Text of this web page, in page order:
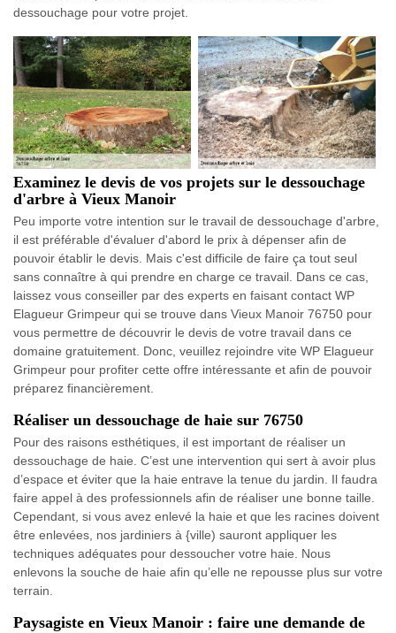
dessouchage pour votre projet.
Examinez le devis de vos projets sur le dessouchage
d'arbre à Vieux Manoir
Peu importe votre intention sur le travail de dessouchage d'arbre,
il est préférable d'évaluer d'abord le prix à dépenser afin de
pouvoir établir le devis. Mais c'est difficile de faire ça tout seul
sans connaître à qui prendre en charge ce travail. Dans ce cas,
laissez vous conseiller par des experts en faisant contact WP
Elagueur Grimpeur qui se trouve dans Vieux Manoir 76750 pour
vous permettre de découvrir le devis de votre travail dans ce
domaine gratuitement. Donc, veuillez rejoindre vite WP Elagueur
Grimpeur pour profiter cette offre intéressante et afin de pouvoir
préparez financièrement.
Réaliser un dessouchage de haie sur 76750
Pour des raisons esthétiques, il est important de réaliser un
dessouchage de haie. C’est une intervention qui sert à avoir plus
d’espace et éviter que la haie entrave la tenue du jardin. Il faudra
faire appel à des professionnels afin de réaliser une bonne taille.
Cependant, si vous avez enlevé la haie et que les racines doivent
être enlevées, nos jardiniers à {ville) sauront appliquer les
techniques adéquates pour dessoucher votre haie. Nous
enlevons la souche de haie afin qu’elle ne repousse plus sur votre
terrain.
Paysagiste en Vieux Manoir : faire une demande de